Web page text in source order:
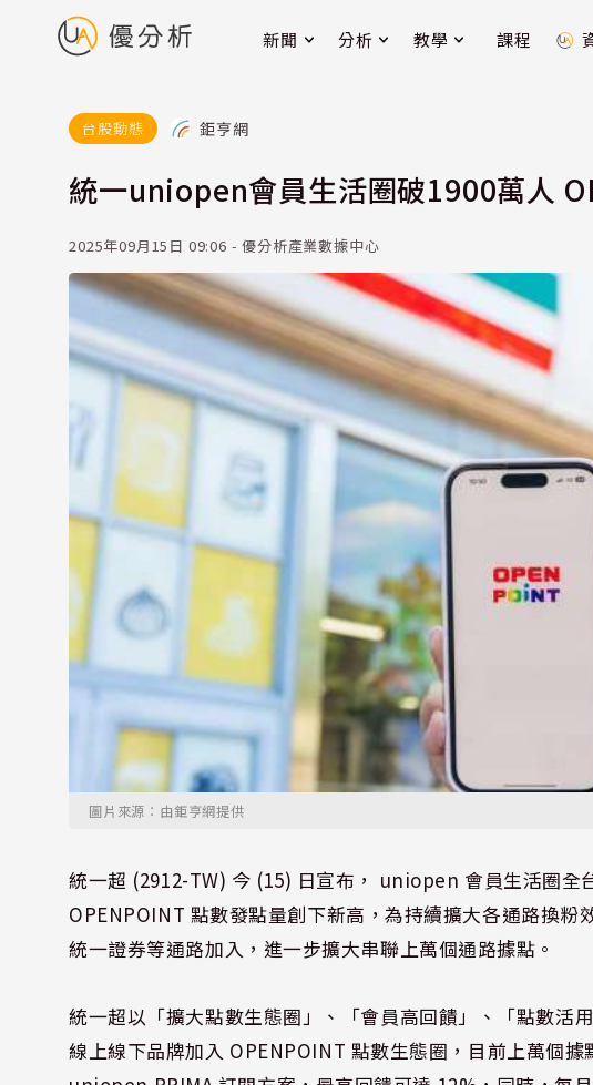
新聞 分析 教學 課程
台股動態 鉅亨網
統一uniopen會員生活圈破1900萬人
2025年09月15日 09:06 - 優分析產業數據中心
圖片來源：由鉅亨網提供
統一超 (2912-TW) 今 (15) 日宣布， uniopen 會員生活圈全
OPENPOINT 點數發點量創下新高，為持續擴大各通路換粉
統一證券等通路加入，進一步擴大串聯上萬個通路據點。
統一超以「擴大點數生態圈」、「會員高回饋」、「點數活
線上線下品牌加入 OPENPOINT 點數生態圈，目前上萬個